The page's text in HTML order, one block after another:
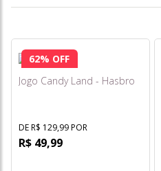
62% OFF
Jogo Candy Land - Hasbro
DE R$ 129,99 POR
R$ 49,99